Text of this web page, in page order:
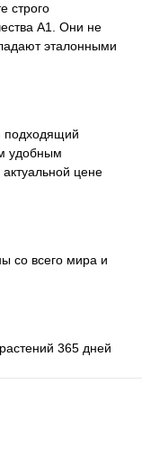
строго
А1. Они не
эталонными
подходящий
удобным
цене
со всего мира и
365 дней